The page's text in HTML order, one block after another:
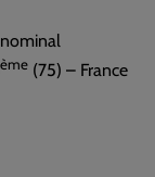
ème (75) – France